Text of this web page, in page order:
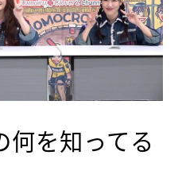
を知ってる